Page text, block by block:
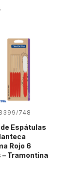
748
Espátulas
Rojo 6
– Tramontina